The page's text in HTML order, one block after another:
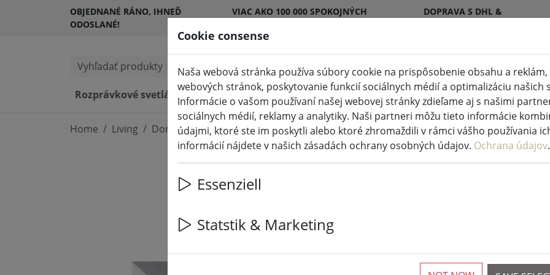
OBJEDNANÉ RÁNO, IHNEĎ
ODOSLANÉ!
VIAC AKO 100 000 SPOKOJNÝCH
DOPRAVA S DHL &
Vyhľadať produkty
Rozprávkové svetlá a osvetlenie
LED sviečky vnútorné a vonkajšie Kuchyňa a
Home Living Domáce príslušenstvo
Rám na
3 K dispozícii
Cookie consense
Naša webová stránka používa súbory cookie na prispôsobenie obsahu a
webových stránok, poskytovanie funkcií sociálnych médií a optimalizáciu našich
Informácie o vašom používaní našej webovej stránky zdieľame aj s našimi
sociálnych médií, reklamy a analytiky. Naši partneri môžu tieto informácie
údajmi, ktoré ste im poskytli alebo ktoré zhromaždili v rámci vášho používania
informácií nájdete v našich zásadách ochrany osobných údajov. Ochrana údajov.
Essenziell
Statstik & Marketing